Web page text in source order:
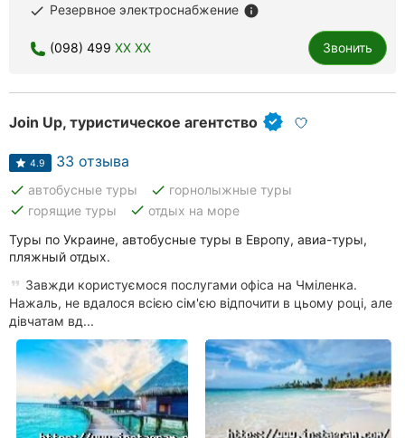
done Резервное электроснабжение info
(098) 499 XX XX Звонить
Join Up, туристическое агентство
4.9 33 отзыва
done автобусные туры done горнолыжные туры
done горящие туры done отдых на море
Туры по Украине, автобусные туры в Европу, авиа-туры,
пляжный отдых.
Завжди користуємося послугами офіса на Чміленка.
Нажаль, не вдалося всією сім'єю відпочити в цьому році, але
дівчатам вд...